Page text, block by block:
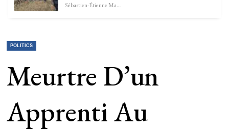
Sébastien-Étienne Marechal
POLITICS
Meurtre D’un
Apprenti Au